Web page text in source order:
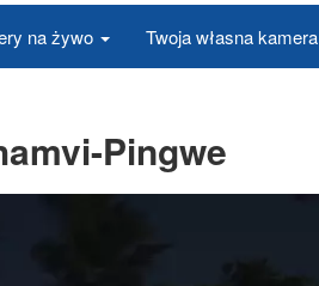
na żywo Twoja własna kamera
Pingwe